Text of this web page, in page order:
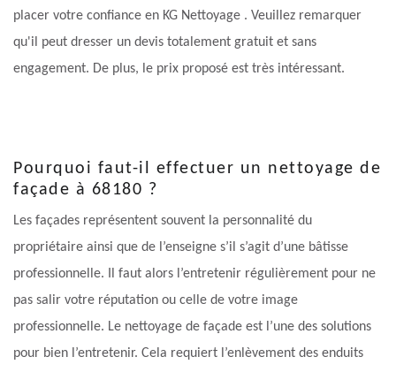
placer votre confiance en KG Nettoyage . Veuillez remarquer
qu'il peut dresser un devis totalement gratuit et sans
engagement. De plus, le prix proposé est très intéressant.
Pourquoi faut-il effectuer un nettoyage de
façade à 68180 ?
Les façades représentent souvent la personnalité du
propriétaire ainsi que de l’enseigne s’il s’agit d’une bâtisse
professionnelle. Il faut alors l’entretenir régulièrement pour ne
pas salir votre réputation ou celle de votre image
professionnelle. Le nettoyage de façade est l’une des solutions
pour bien l’entretenir. Cela requiert l’enlèvement des enduits